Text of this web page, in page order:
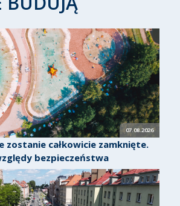
07.08.2026
zostanie całkowicie zamknięte.
bezpieczeństwa